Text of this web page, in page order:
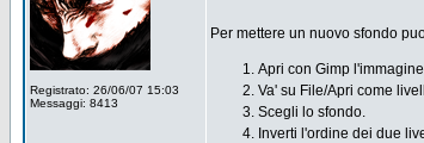
Registrato: 26/06/07 15:03
Messaggi: 8413
Per mettere un nuovo sfondo
Apri con Gimp
Va' su File/Apri come
Scegli lo sfondo.
Inverti l'ordine dei due